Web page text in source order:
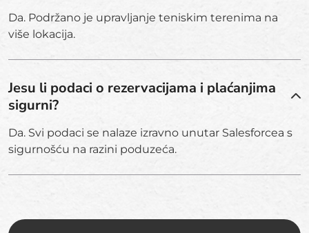
Da. Podržano je upravljanje teniskim terenima na
više lokacija.
Jesu li podaci o rezervacijama i plaćanjima
sigurni?
Da. Svi podaci se nalaze izravno unutar Salesforcea s
sigurnošću na razini poduzeća.